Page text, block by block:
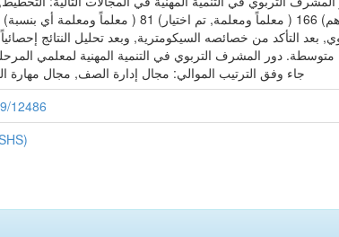
بعد التأكد من خصائصه السيكومترية, وبعد تحليل النتائج
متوسطة. دور المشرف التربوي في التنمية المهنية لمعلمي
جاء وفق الترتيب الموالي: مجال إدارة الصف, مجال مهارة
12486